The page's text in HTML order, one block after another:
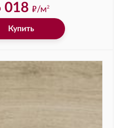
018 ф/м2
Купить